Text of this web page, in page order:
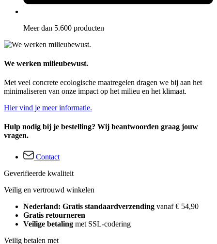
Meer dan 5.600 producten
We werken milieubewust.
Met veel concrete ecologische maatregelen dragen we bij aan het
minimaliseren van onze impact op het milieu en het klimaat.
Hier vind je meer informatie.
Hulp nodig bij je bestelling? Wij beantwoorden graag jouw
vragen.
Contact
Geverifieerde kwaliteit
Veilig en vertrouwd winkelen
Nederland: Gratis standaardverzending vanaf € 54,90
Gratis retourneren
Veilige betaling met SSL-codering
Veilig betalen met